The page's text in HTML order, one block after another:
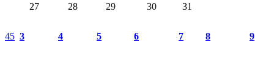
27
28 29 30 31
45 3 4 5 6 7 8 9